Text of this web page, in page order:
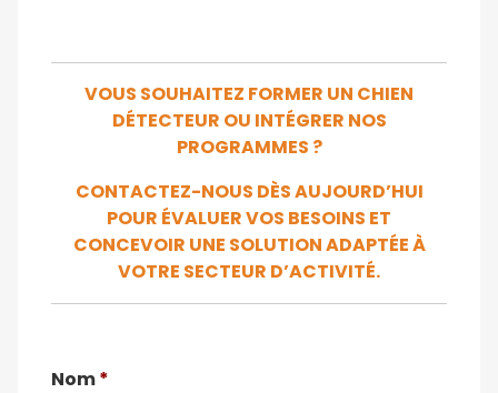
VOUS SOUHAITEZ FORMER UN CHIEN
DÉTECTEUR OU INTÉGRER NOS
PROGRAMMES ?
CONTACTEZ-NOUS DÈS AUJOURD’HUI
POUR ÉVALUER VOS BESOINS ET
CONCEVOIR UNE SOLUTION ADAPTÉE À
VOTRE SECTEUR D’ACTIVITÉ.
Nom*